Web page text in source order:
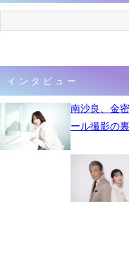
インタビュー
南沙良、金
ール撮影の